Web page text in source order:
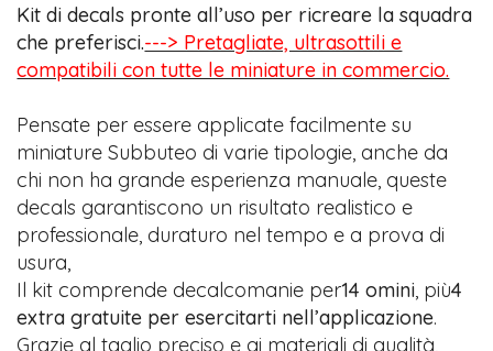
Kit di decals pronte all’uso per ricreare la squadra
che preferisci.---> Pretagliate, ultrasottili e
compatibili con tutte le miniature in commercio.
Pensate per essere applicate facilmente su
miniature Subbuteo di varie tipologie, anche da
chi non ha grande esperienza manuale, queste
decals garantiscono un risultato realistico e
professionale, duraturo nel tempo e a prova di
usura,
Il kit comprende decalcomanie per14 omini, più4
extra gratuite per esercitarti nell’applicazione.
Grazie al taglio preciso e ai materiali di qualità,